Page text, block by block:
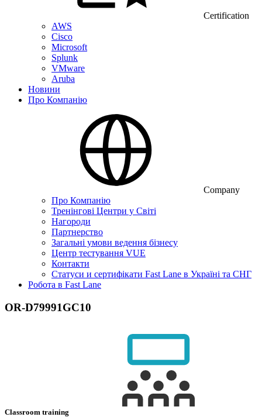
Certification
AWS
Cisco
Microsoft
Splunk
VMware
Aruba
Новини
Про Компанію
Company
Про Компанію
Тренінгові Центри у Світі
Нагороди
Партнерство
Загальні умови ведення бізнесу
Центр тестування VUE
Контакти
Статуси и сертифікати Fast Lane в Україні та СНГ
Робота в Fast Lane
OR-D79991GC10
Classroom training